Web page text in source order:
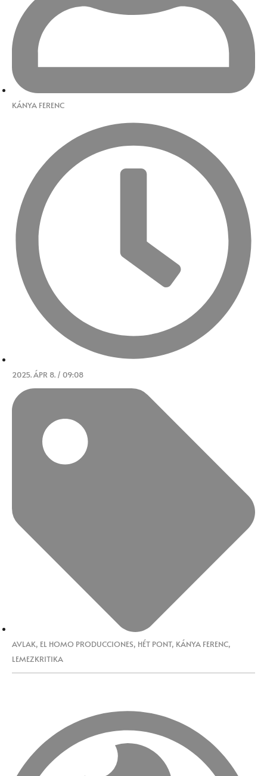
KÁNYA FERENC
2025. ÁPR 8. / 09:08
AVLAK, EL HOMO PRODUCCIONES, HÉT PONT, KÁNYA FERENC,
LEMEZKRITIKA